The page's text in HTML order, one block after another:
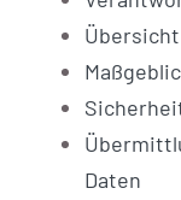
Daten